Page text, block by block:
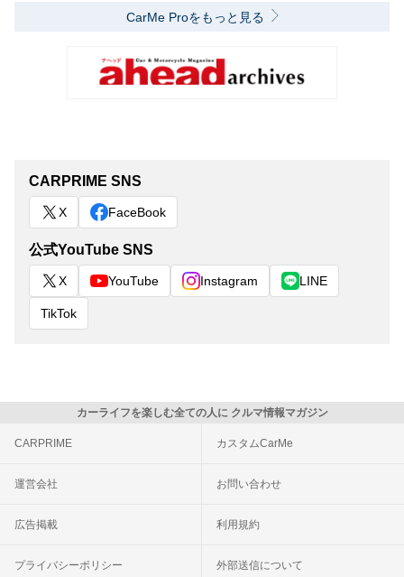
CarMe Proをもっと見る
CARPRIME SNS
X FaceBook
公式YouTube SNS
X YouTube Instagram LINE
TikTok
カーライフを楽しむ全ての人に クルマ情報マガジン
CARPRIME カスタムCarMe
運営会社 お問い合わせ
広告掲載 利用規約
プライバシーポリシー 外部送信について